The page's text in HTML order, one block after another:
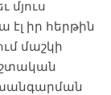
մյուս
էլ իր հերթին
մաշկի
խանգարման